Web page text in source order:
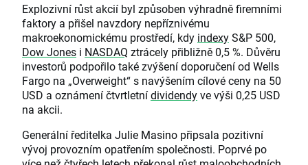
Explozivní růst akcií byl způsoben výhradně firemními
faktory a přišel navzdory nepříznivému
makroekonomickému prostředí, kdy indexyS&P 500,
Dow Jones i NASDAQ ztrácely přibližně 0,5 %. Důvěru
investorů podpořilo také zvýšení doporučení od Wells
Fargo na „Overweight“ s navýšením cílové ceny na 50
USD a oznámení čtvrtletnídividendyve výši 0,25 USD
na akcii.
Generální ředitelka Julie Masino připsala pozitivní
vývoj provozním opatřením společnosti. Poprvé po